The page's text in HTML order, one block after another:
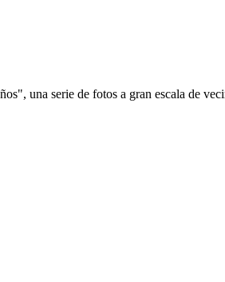
una serie de fotos a gran escala de